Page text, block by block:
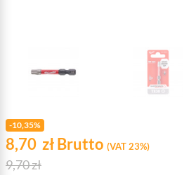
-10,35%
Cena
zł
8,70 złBrutto (VAT 23%)
Cena podstawowa
9,70 zł